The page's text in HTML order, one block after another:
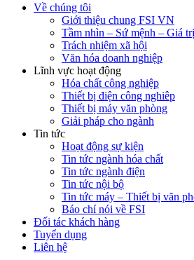
Về chúng tôi
Giới thiệu chung FSI VN
Tầm nhìn – Sứ mệnh – Giá
Trách nhiệm xã hội
Văn hóa doanh nghiệp
Lĩnh vực hoạt động
Hóa chất công nghiệp
Thiết bị điện công nghiêp
Thiết bị máy văn phòng
Giải pháp cho ngành
Tin tức
Hoạt động sự kiện
Tin tức ngành hóa chất
Tin tức ngành điện
Tin tức nội bộ
Tin tức máy – Thiết bị văn
Báo chí nói về FSI
Đối tác khách hàng
Tuyển dụng
Liên hệ